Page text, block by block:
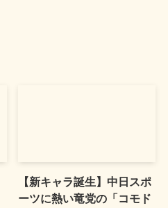
【新キャラ誕生】中日スポ
ーツに熱い竜党の「コモド